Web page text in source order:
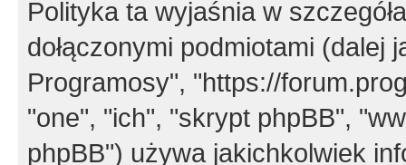
Polityka ta wyjaśnia w
dołączonymi podmiotami (dalej
Programosy", "https://
"one", "ich", "skrypt phpBB",
phpBB") używa jakichkolwiek